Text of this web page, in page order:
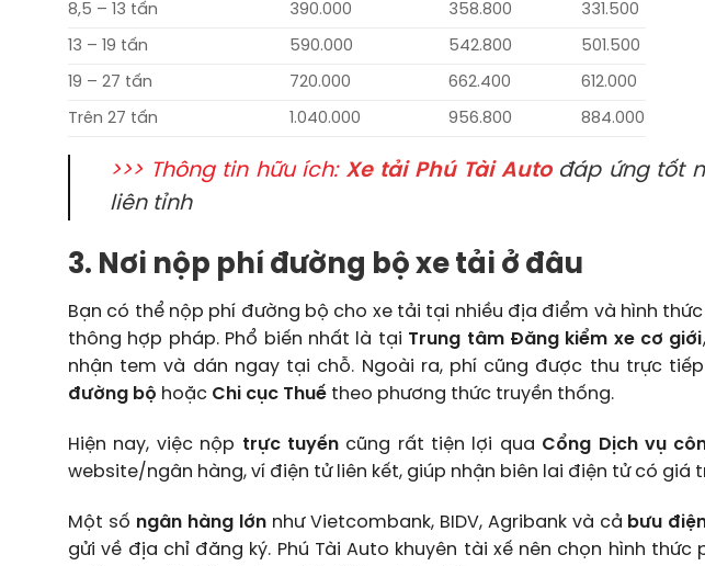
8,5 – 13 tấn 390.000 358.800 331.500
13 – 19 tấn 590.000 542.800 501.500
19 – 27 tấn 720.000 662.400 612.000
Trên 27 tấn 1.040.000 956.800 884.000
>>> Thông tin hữu ích: Xe tải Phú Tài Autođáp ứng tốt
liên tỉnh
3. Nơi nộp phí đường bộ xe tải ở đâu
Bạn có thể nộp phí đường bộ cho xe tải tại nhiều địa điểm và hình
thông hợp pháp. Phổ biến nhất là tại Trung tâm Đăng kiểm xe cơ giới
nhận tem và dán ngay tại chỗ. Ngoài ra, phí cũng được thu trực
đường bộ hoặc Chi cục Thuế theo phương thức truyền thống.
Hiện nay, việc nộp trực tuyếncũng rất tiện lợi qua Cổng Dịch vụ
website/ngân hàng, ví điện tử liên kết, giúp nhận biên lai điện tử có giá
Một số ngân hàng lớnnhư Vietcombank, BIDV, Agribank và cả bưu
gửi về địa chỉ đăng ký. Phú Tài Auto khuyên tài xế nên chọn hình